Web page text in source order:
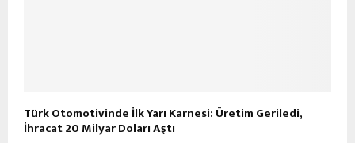
Türk Otomotivinde İlk Yarı Karnesi: Üretim Geriledi,
İhracat 20 Milyar Doları Aştı